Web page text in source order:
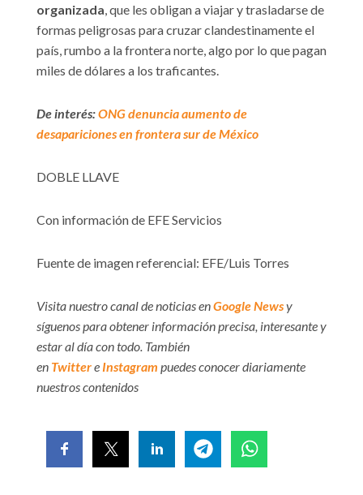
organizada, que les obligan a viajar y trasladarse de
formas peligrosas para cruzar clandestinamente el
país, rumbo a la frontera norte, algo por lo que pagan
miles de dólares a los traficantes.
De interés:ONG denuncia aumento de
desapariciones en frontera sur de México
DOBLE LLAVE
Con información de EFE Servicios
Fuente de imagen referencial: EFE/Luis Torres
Visita nuestro canal de noticias enGoogle Newsy
síguenos para obtener información precisa, interesante y
estar al día con todo. También
en Twittere Instagram puedes conocer diariamente
nuestros contenidos